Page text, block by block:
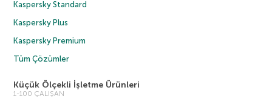
Kaspersky Standard
Kaspersky Plus
Kaspersky Premium
Tüm Çözümler
Küçük Ölçekli İşletme Ürünleri
1-100 ÇALIŞAN